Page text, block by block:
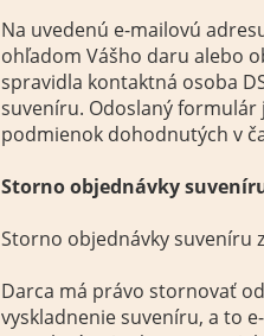
Na uvedenú e-mailovú
ohľadom Vášho daru alebo
spravidla kontaktná osoba
suveníru. Odoslaný formulár
podmienok dohodnutých v
Storno objednávky
Storno objednávky suveníru
Darca má právo stornovať
vyskladnenie suveníru, a to